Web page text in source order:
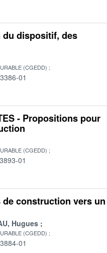
du dispositif, des
(CGEDD)
01
- Propositions pour
(CGEDD)
01
construction vers un
Hugues
(CGEDD)
01